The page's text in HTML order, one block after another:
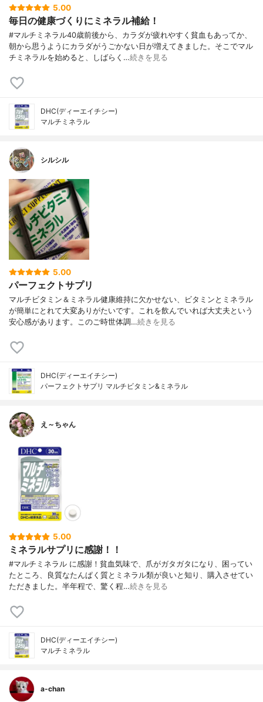
5.00
毎日の健康づくりにミネラル補給！
#マルチミネラル40歳前後から、カラダが疲れやすく貧血もあってか、
朝から思うようにカラダがうごかない日が増えてきました。そこでマル
チミネラルを始めると、しばらく…続きを見る
DHC(ディーエイチシー)
マルチミネラル
シルシル
5.00
パーフェクトサプリ
マルチビタミン＆ミネラル健康維持に欠かせない、ビタミンとミネラル
が簡単にとれて大変ありがたいです。これを飲んでいれば大丈夫という
安心感があります。このご時世体調…続きを見る
DHC(ディーエイチシー)
パーフェクトサプリ マルチビタミン&ミネラル
え～ちゃん
5.00
ミネラルサプリに感謝！！
#マルチミネラル に感謝！貧血気味で、爪がガタガタになり、困ってい
たところ、良質なたんぱく質とミネラル類が良いと知り、購入させてい
ただきました。半年程で、驚く程…続きを見る
DHC(ディーエイチシー)
マルチミネラル
a-chan